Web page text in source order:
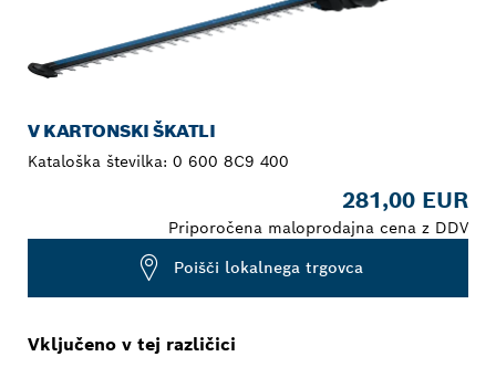
V KARTONSKI ŠKATLI
Kataloška številka: 0 600 8C9 400
281,00 EUR
Priporočena maloprodajna cena z DDV
Poišči lokalnega trgovca
Vključeno v tej različici